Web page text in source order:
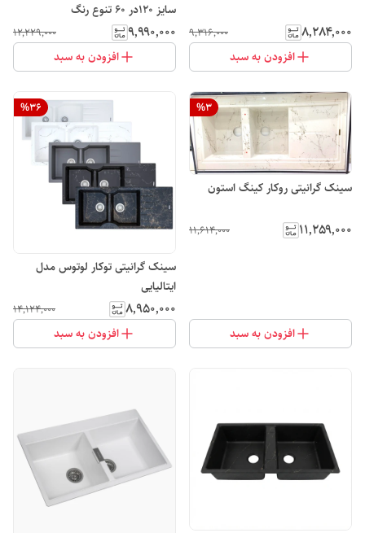
۸٬۲۸۴٬۰۰۰ ۹٬۳۱۶٬۰۰۰
افزودن به سبد
سایز ۱۲۰در ۶۰ تنوع رنگ
۹٬۹۹۰٬۰۰۰ ۱۲٬۲۲۹٬۰۰۰
افزودن به سبد
%3
سینک گرانیتی روکار کینگ استون
۱۱٬۲۵۹٬۰۰۰ ۱۱٬۶۱۴٬۰۰۰
افزودن به سبد
%36
سینک گرانیتی توکار لوتوس مدل
ایتالیایی
۸٬۹۵۰٬۰۰۰ ۱۴٬۱۲۴٬۰۰۰
افزودن به سبد